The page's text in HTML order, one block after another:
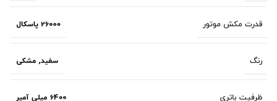
قدرت مکش موتور 26000 پاسکال
رنگ سفید,مشکی
ظرفیت باتری 6400 میلی آمپر